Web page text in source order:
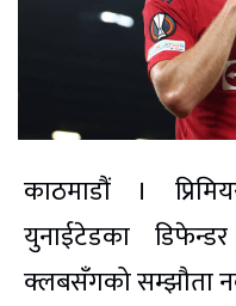
काठमाडौं ।
युनाईटेडका
क्लबसँगको सम्झौता